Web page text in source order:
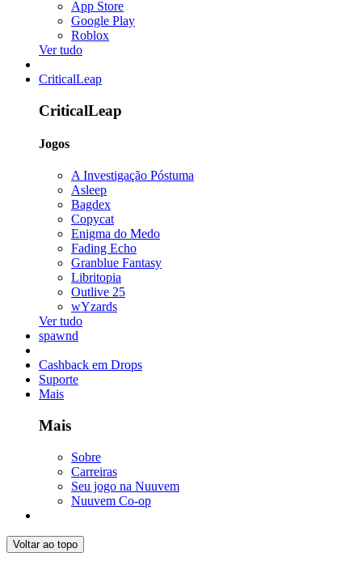
App Store
Google Play
Roblox
Ver tudo
CriticalLeap
CriticalLeap
Jogos
A Investigação Póstuma
Asleep
Bagdex
Copycat
Enigma do Medo
Fading Echo
Granblue Fantasy
Libritopia
Outlive 25
wYzards
Ver tudo
spawnd
Cashback em Drops
Suporte
Mais
Mais
Sobre
Carreiras
Seu jogo na Nuuvem
Nuuvem Co-op
Voltar ao topo